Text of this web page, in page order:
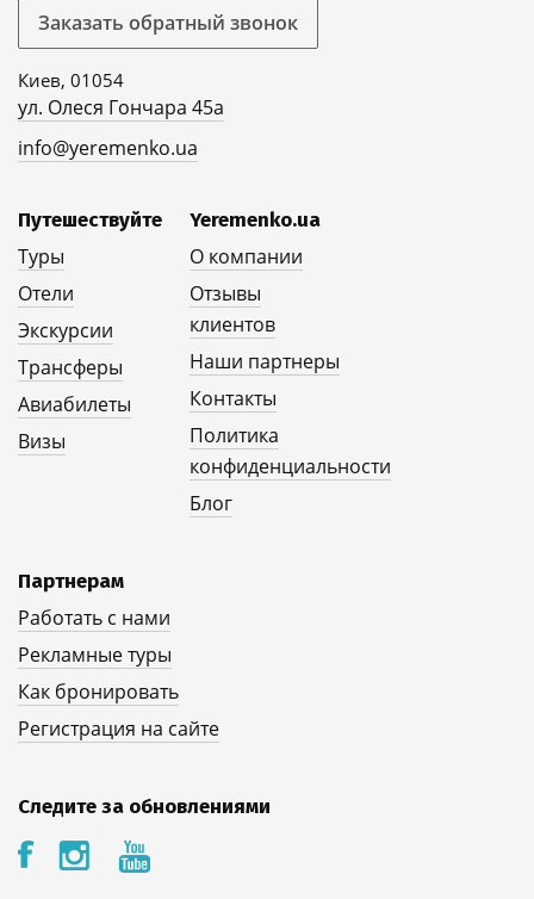
Заказать обратный звонок
Киев, 01054
ул. Олеся Гончара 45а
info@yeremenko.ua
Путешествуйте
Туры
Отели
Экскурсии
Трансферы
Авиабилеты
Визы
Yeremenko.ua
О компании
Отзывы
клиентов
Наши партнеры
Контакты
Политика
конфиденциальности
Блог
Партнерам
Работать с нами
Рекламные туры
Как бронировать
Регистрация на сайте
Следите за обновлениями